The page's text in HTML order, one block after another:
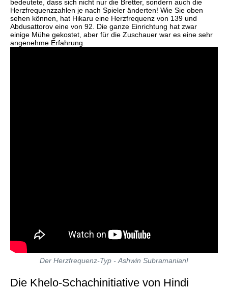
bedeutete, dass sich nicht nur die Bretter, sondern auch die
Herzfrequenzzahlen je nach Spieler änderten! Wie Sie oben
sehen können, hat Hikaru eine Herzfrequenz von 139 und
Abdusattorov eine von 92. Die ganze Einrichtung hat zwar
einige Mühe gekostet, aber für die Zuschauer war es eine sehr
angenehme Erfahrung.
Der Herzfrequenz-Typ - Ashwin Subramanian!
Die Khelo-Schachinitiative von Hindi